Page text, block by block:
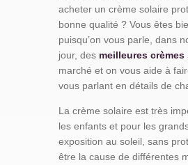
acheter un crème solaire
bonne qualité ? Vous êtes
puisqu’on vous parle, dans
jour, des meilleures crèmes
marché et on vous aide à
vous parlant en détails de
La crème solaire est très
les enfants et pour les
exposition au soleil, sans
être la cause de différentes